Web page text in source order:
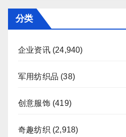
分类
企业资讯(24,940)
军用纺织品 (38)
创意服饰(419)
奇趣纺织 (2,918)